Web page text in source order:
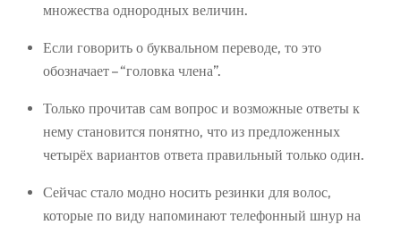
множества однородных величин.
Если говорить о буквальном переводе, то это
обозначает – “головка члена”.
Только прочитав сам вопрос и возможные ответы к
нему становится понятно, что из предложенных
четырёх вариантов ответа правильный только один.
Сейчас стало модно носить резинки для волос,
которые по виду напоминают телефонный шнур на